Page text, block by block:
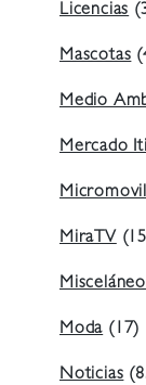
Licencias
Mascotas
Medio
Mercado
MiraTV
Moda (17)
Noticias